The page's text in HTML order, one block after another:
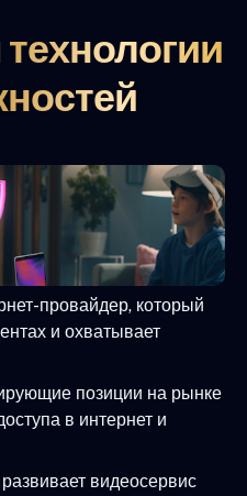
провайдер, который
и охватывает
позиции на рынке
в интернет и
видеосервис